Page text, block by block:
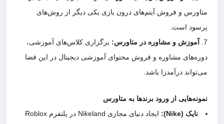
متاورس و فروش آیتم‌های درون بازی یکی دیگر از روش‌های
پرسود است.
آموزش و مشاوره در متاورس: برگزاری کلاس‌های آموزشی،
دوره‌های مشاوره و فروش محتوای آموزشی دیجیتال در این فضا
می‌تواند درآمدزا باشد.
نمونه‌هایی از ورود برندها به متاورس
نایک (Nike):
ایجاد دنیای مجازی Nikeland در پلتفرم Roblox